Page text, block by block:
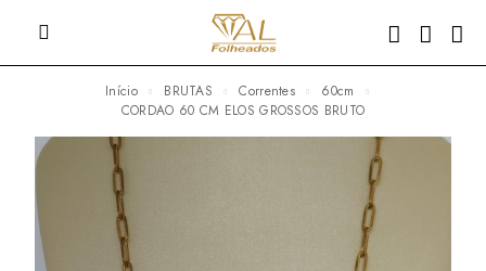
Início BRUTAS Correntes
60cm
CORDAO 60 CM ELOS GROSSOS BRUTO